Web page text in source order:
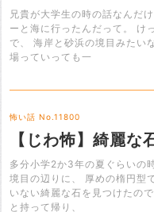
兄貴が大学生の時の話なんだ
ーと海に行ったんだって。 け
で、 海岸と砂浜の境目みたい
場っていっても一
怖い話 No.11800
【じわ怖】綺麗な
多分小学2か3年の夏ぐらいの
境目の辺りに、 厚めの楕円型
いない綺麗な石を見つけたの
と持って帰り、